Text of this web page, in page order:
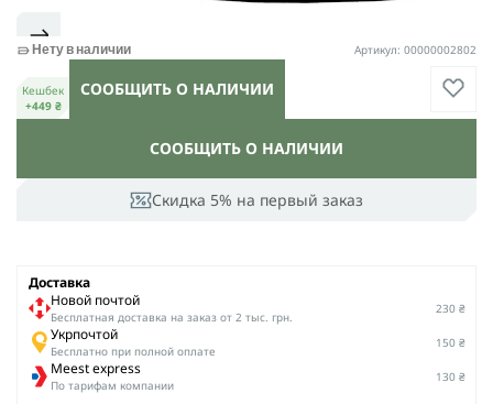
Скидка 5% на первый заказ
СООБЩИТЬ О НАЛИЧИИ
Нету в наличии Артикул: 00000002802
Кешбек
+449 ₴
СООБЩИТЬ О НАЛИЧИИ
Доставка
Новой почтой
Беcплатная доставка на заказ от 2 тыс. грн.
230 ₴
Укрпочтой
Бесплатно при полной оплате
150 ₴
Meest express
По тарифам компании
130 ₴